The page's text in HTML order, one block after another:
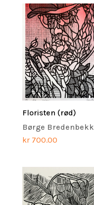
Floristen (rød)
Børge Bredenbekk
kr700.00